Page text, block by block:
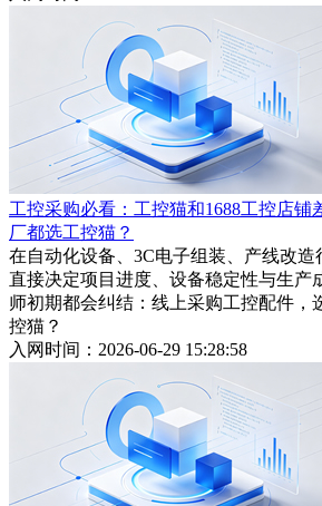
工控采购必看：工控猫和1688工控店铺
厂都选工控猫？
在自动化设备、3C电子组装、产线改造
直接决定项目进度、设备稳定性与生产
师初期都会纠结：线上采购工控配件，
控猫？
入网时间：2026-06-29 15:28:58